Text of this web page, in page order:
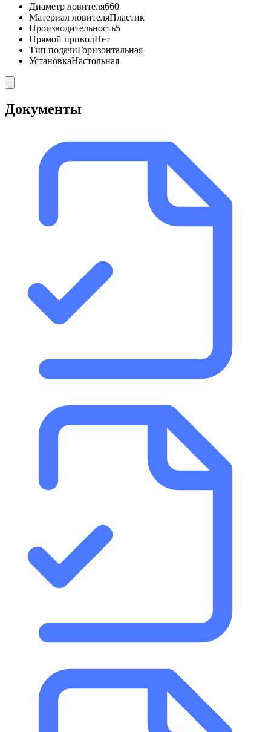
Диаметр ловителя660
Материал ловителяПластик
Производительность5
Прямой приводНет
Тип подачиГоризонтальная
УстановкаНастольная
Документы